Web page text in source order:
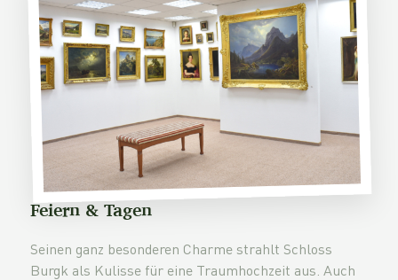
Feiern & Tagen
Seinen ganz besonderen Charme strahlt Schloss
Burgk als Kulisse für eine Traumhochzeit aus. Auch